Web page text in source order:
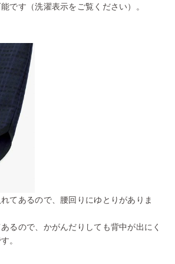
です（洗濯表示をご覧ください）。
てあるので、腰回りにゆとりがありま
るので、かがんだりしても背中が出にく
。